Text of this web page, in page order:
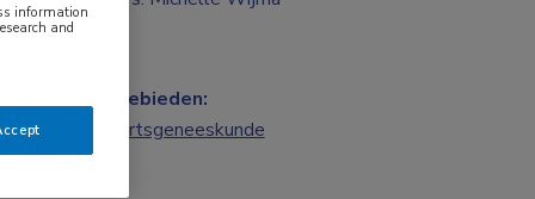
Vakgebieden:
Huisartsgeneeskunde
information
and